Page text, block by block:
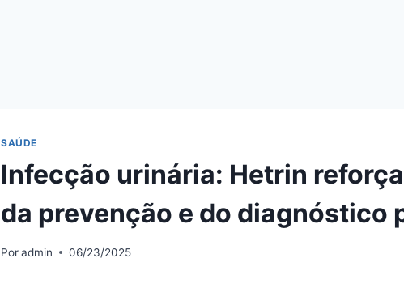
SAÚDE
Infecção urinária: Hetrin
da prevenção e do diagnóstico
Poradmin 06/23/2025